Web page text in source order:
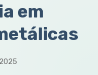
em